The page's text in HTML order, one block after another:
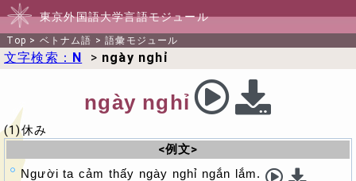
東京外国語大学言語モジュール
Top > ベトナム語 >語彙モジュール
文字検索： N > ngày nghỉ
ngày nghỉ
(1)休み
<例文>
Người ta cảm thấy ngày nghỉ ngắn lắm.